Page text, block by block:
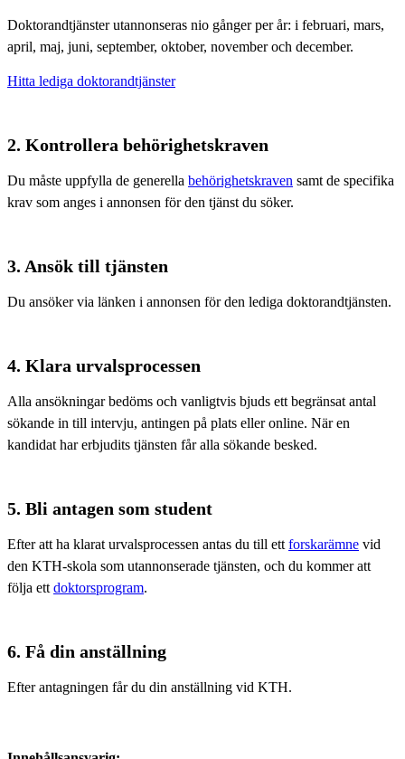
Doktorandtjänster utannonseras nio gånger per år: i februari, mars,
april, maj, juni, september, oktober, november och december.
Hitta lediga doktorandtjänster
2. Kontrollera behörighetskraven
Du måste uppfylla de generella behörighetskraven samt de specifika
krav som anges i annonsen för den tjänst du söker.
3. Ansök till tjänsten
Du ansöker via länken i annonsen för den lediga doktorandtjänsten.
4. Klara urvalsprocessen
Alla ansökningar bedöms och vanligtvis bjuds ett begränsat antal
sökande in till intervju, antingen på plats eller online. När en
kandidat har erbjudits tjänsten får alla sökande besked.
5. Bli antagen som student
Efter att ha klarat urvalsprocessen antas du till ett forskarämne vid
den KTH-skola som utannonserade tjänsten, och du kommer att
följa ett doktorsprogram.
6. Få din anställning
Efter antagningen får du din anställning vid KTH.